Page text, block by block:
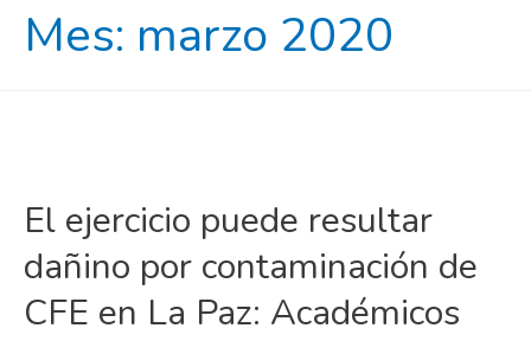
Mes: marzo 2020
El ejercicio puede resultar
dañino por contaminación de
CFE en La Paz: Académicos